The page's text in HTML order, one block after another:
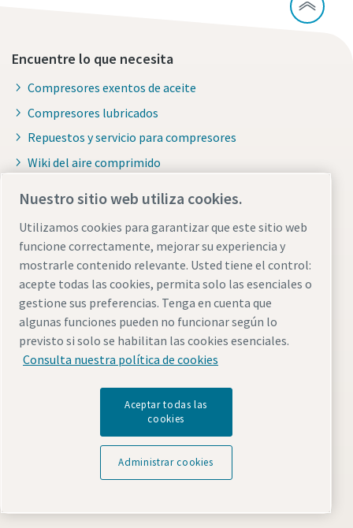
Encuentre lo que necesita
Compresores exentos de aceite
Compresores lubricados
Repuestos y servicio para compresores
Wiki del aire comprimido
Fichas de datos de seguridad
Contáctenos
digicomCT.arg@atlascopco.com
+54-9-11365032985
Conozca más sobre Atlas Copco en su región
Nuestro sitio web utiliza cookies.
Utilizamos cookies para garantizar que este sitio web
funcione correctamente, mejorar su experiencia y
mostrarle contenido relevante. Usted tiene el control:
acepte todas las cookies, permita solo las esenciales o
gestione sus preferencias. Tenga en cuenta que
algunas funciones pueden no funcionar según lo
previsto si solo se habilitan las cookies esenciales.
Consulta nuestra política de cookies
Aceptar todas las
cookies
Administrar cookies